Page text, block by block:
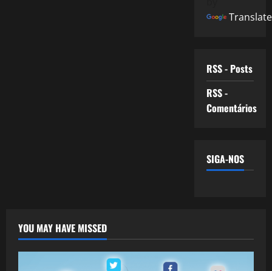
Translate
RSS - Posts
RSS -
Comentários
SIGA-NOS
YOU MAY HAVE MISSED